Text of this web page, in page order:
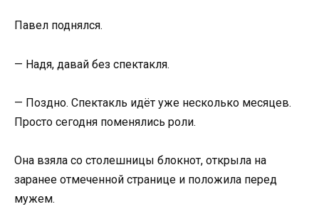
Павел поднялся.
— Надя, давай без спектакля.
— Поздно. Спектакль идёт уже несколько месяцев.
Просто сегодня поменялись роли.
Она взяла со столешницы блокнот, открыла на
заранее отмеченной странице и положила перед
мужем.